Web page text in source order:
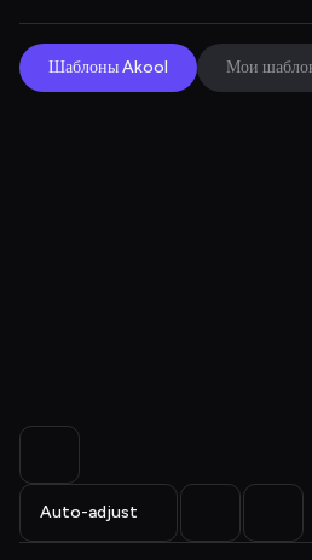
Шаблоны Akool Мои
Auto-adjust